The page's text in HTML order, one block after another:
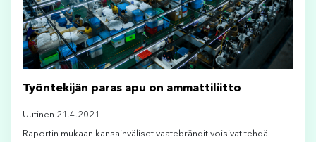
Työntekijän paras apu on ammattiliitto
Uutinen 21.4.2021
Raportin mukaan kansainväliset vaatebrändit voisivat tehdä